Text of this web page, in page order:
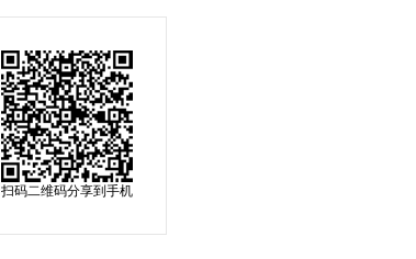
扫码二维码分享到手机